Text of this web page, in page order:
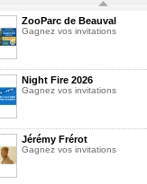
ZooParc de Beauval
Gagnez vos invitations
Night Fire 2026
Gagnez vos invitations
Jérémy Frérot
Gagnez vos invitations